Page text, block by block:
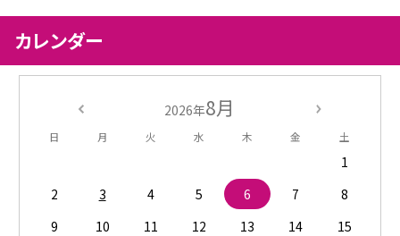
カレンダー
2026年8月
日 月 火 水 木 金 土
1
2
3 4 5 6 7
8
9
10 11 12 13 14
15